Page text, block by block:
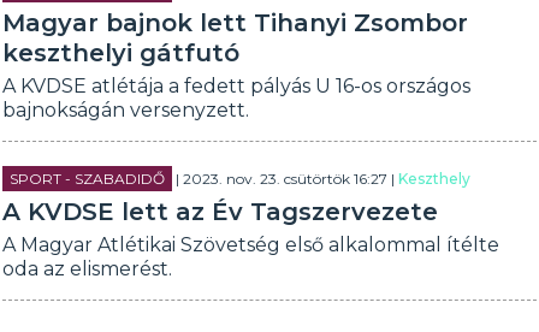
Magyar bajnok lett Tihanyi Zsombor
keszthelyi gátfutó
A KVDSE atlétája a fedett pályás U 16-os országos
bajnokságán versenyzett.
SPORT - SZABADIDŐ | 2023. nov. 23. csütörtök 16:27 |Keszthely
A KVDSE lett az Év Tagszervezete
A Magyar Atlétikai Szövetség első alkalommal ítélte
oda az elismerést.